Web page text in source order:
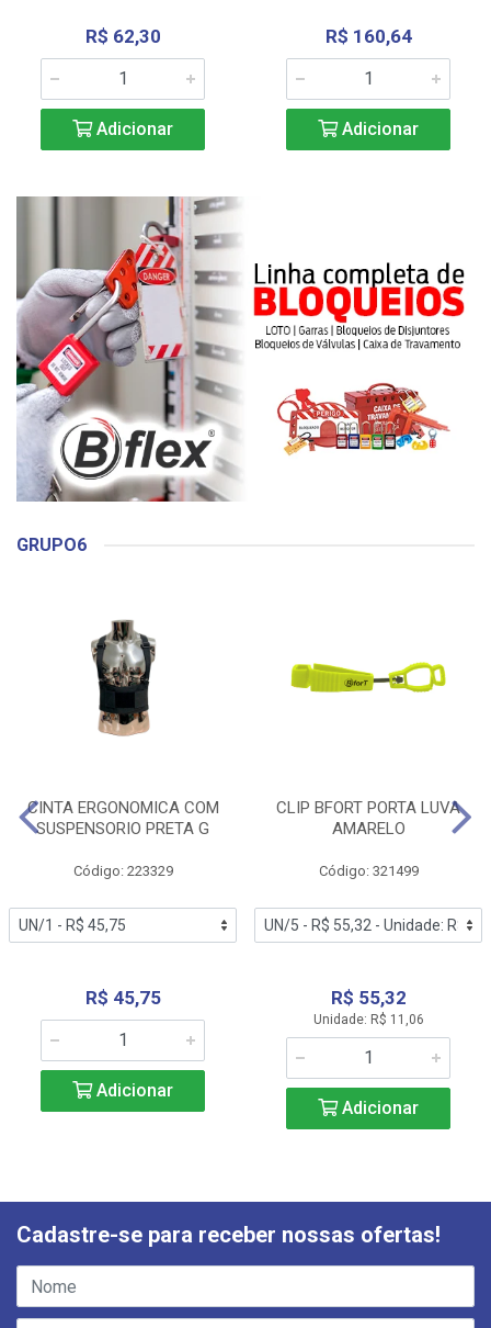
R$ 62,30
Adicionar
R$ 160,64
Adicionar
GRUPO6
CINTA ERGONOMICA COM
SUSPENSORIO PRETA G
Código: 223329
R$ 45,75
Adicionar
CLIP BFORT PORTA LUVA
AMARELO
Código: 321499
R$ 55,32
Unidade: R$ 11,06
Adicionar
Cadastre-se para receber nossas ofertas!